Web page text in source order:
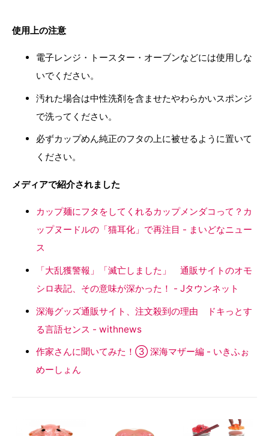
使用上の注意
電子レンジ・トースター・オーブンなどには使用しな
いでください。
汚れた場合は中性洗剤を含ませたやわらかいスポンジ
で洗ってください。
必ずカップめん純正のフタの上に被せるように置いて
ください。
メディアで紹介されました
カップ麺にフタをしてくれるカップメンダコって？カ
ップヌードルの「猫耳化」で再注目 - まいどなニュー
ス
「大乱獲警報」「滅亡しました」 通販サイトのオモ
シロ表記、その意味が深かった！ - Jタウンネット
深海グッズ通販サイト、注文殺到の理由 ドキっとす
る言語センス - withnews
作家さんに聞いてみた！③ 深海マザー編 - いきふぉ
めーしょん